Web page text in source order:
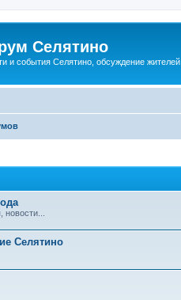
Селятино
и события Селятино, обсуждение жителей
Селятино